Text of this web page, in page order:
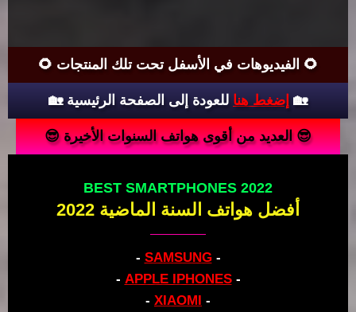
🌻 الفيديوهات في الأسفل تحت تلك المنتجات 🌻
🏡 إضغط هنا للعودة إلى الصفحة الرئيسية 🏡
😎 العديد من أقوى هواتف السنوات الأخيرة 😎
BEST SMARTPHONES 2022
أفضل هواتف السنة الماضية 2022
- SAMSUNG-
- APPLE IPHONES-
- XIAOMI
-